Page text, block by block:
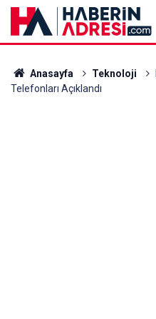
Anasayfa Teknoloji
Telefonları Açıklandı